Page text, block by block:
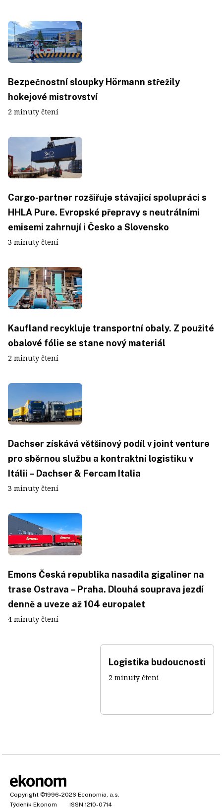
Bezpečnostní sloupky Hörmann střežily
hokejové mistrovství
2 minuty čtení
Cargo-partner rozšiřuje stávající spolupráci s
HHLA Pure. Evropské přepravy s neutrálními
emisemi zahrnují i Česko a Slovensko
3 minuty čtení
Kaufland recykluje transportní obaly. Z použité
obalové fólie se stane nový materiál
2 minuty čtení
Dachser získává většinový podíl v joint venture
pro sběrnou službu a kontraktní logistiku v
Itálii – Dachser & Fercam Italia
3 minuty čtení
Emons Česká republika nasadila gigaliner na
trase Ostrava – Praha. Dlouhá souprava jezdí
denně a uveze až 104 europalet
4 minuty čtení
Logistika budoucnosti
2 minuty čtení
Copyright ©1996-2026 Economia, a.s.
Týdeník Ekonom
ISSN 1210-0714